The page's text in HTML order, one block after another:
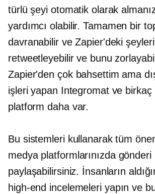
türlü şeyi otomatik olarak
yardımcı olabilir. Tamamen bir
davranabilir ve Zapier'deki şeyleri
retweetleyebilir ve bunu
Zapier'den çok bahsettim ama
işleri yapan Integromat ve birkaç
platform daha var.
Bu sistemleri kullanarak tüm
medya platformlarınızda gönderi
paylaşabilirsiniz. İnsanların
high-end incelemeleri yapın ve